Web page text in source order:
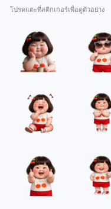
โปรดแตะที่สติกเกอร์เพื่อดูตัวอย่าง